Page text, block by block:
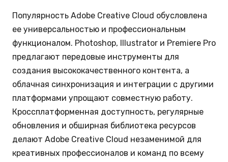
Популярность Adobe Creative Cloud обусловлена
ее универсальностью и профессиональным
функционалом. Photoshop, Illustrator и Premiere Pro
предлагают передовые инструменты для
создания высококачественного контента, а
облачная синхронизация и интеграции с другими
платформами упрощают совместную работу.
Кроссплатформенная доступность, регулярные
обновления и обширная библиотека ресурсов
делают Adobe Creative Cloud незаменимой для
креативных профессионалов и команд по всему